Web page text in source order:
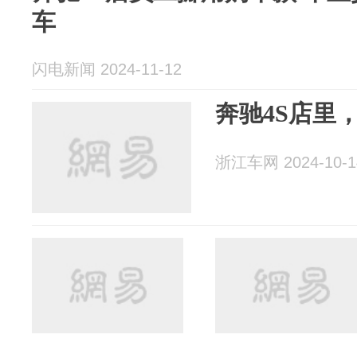
车
闪电新闻 2024-11-12
奔驰4S店里
浙江车网 2024-10-